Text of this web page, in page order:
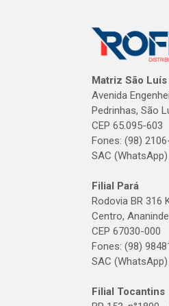
Matriz São Luís
Avenida
Pedrinhas, São
CEP 65.095-603
Fones: (98)
SAC
Filial Pará
Rodovia BR 316
Centro,
CEP 67030-000
Fones: (98)
SAC
Filial Tocantins